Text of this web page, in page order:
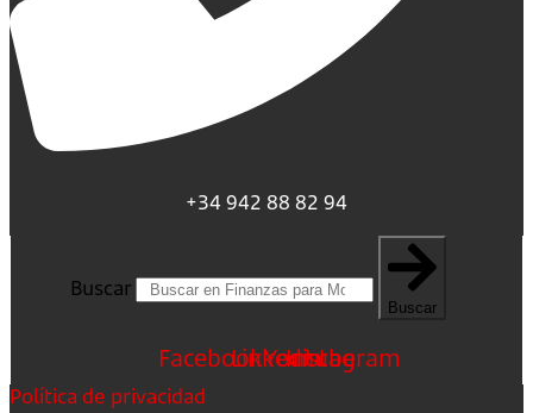
+34 942 88 82 94
Buscar
Buscar
FacebookLinkedin
Youtube
Instagram
Política de privacidad